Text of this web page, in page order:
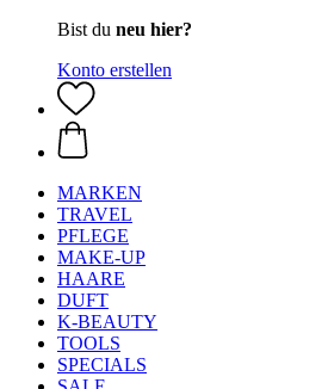
Bist du neu hier?
Konto erstellen
MARKEN
TRAVEL
PFLEGE
MAKE-UP
HAARE
DUFT
K-BEAUTY
TOOLS
SPECIALS